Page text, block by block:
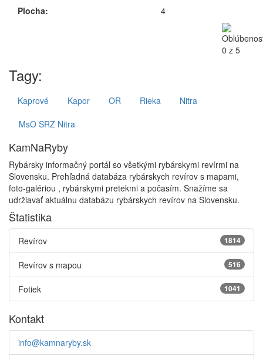
Plocha:
4
Tagy:
Kaprové Kapor OR Rieka
Nitra
MsO SRZ Nitra
KamNaRyby
Rybársky informačný portál so všetkými rybárskymi revírmi na
Slovensku. Prehľadná databáza rybárskych revírov s mapami,
foto-galériou , rybárskymi pretekmi a počasím. Snažíme sa
udržiavať aktuálnu databázu rybárskych revírov na Slovensku.
Štatistika
1814
Revírov
516
Revírov s mapou
1041
Fotiek
Kontakt
info@kamnaryby.sk